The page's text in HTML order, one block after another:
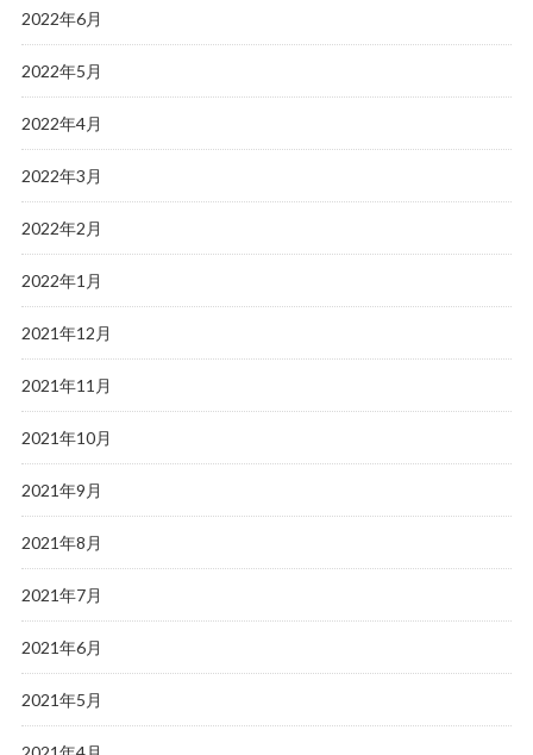
2022年6月
2022年5月
2022年4月
2022年3月
2022年2月
2022年1月
2021年12月
2021年11月
2021年10月
2021年9月
2021年8月
2021年7月
2021年6月
2021年5月